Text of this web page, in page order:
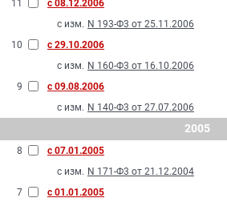
11
с 08.12.2006
с изм. N 193-Ф3 от 25.11.2006
10
с 29.10.2006
с изм. N 160-Ф3 от 16.10.2006
9
с 09.08.2006
с изм. N 140-Ф3 от 27.07.2006
2005
8
с 07.01.2005
с изм. N 171-Ф3 от 21.12.2004
7
с 01.01.2005